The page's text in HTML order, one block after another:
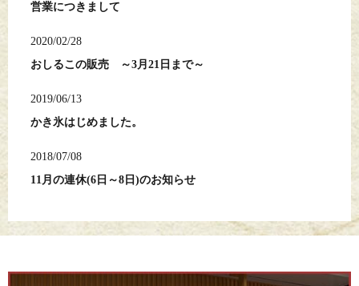
営業につきまして
2020/02/28
おしるこの販売 ～3月21日まで～
2019/06/13
かき氷はじめました。
2018/07/08
11月の連休(6日～8日)のお知らせ
ホームページをリニューアルしました。